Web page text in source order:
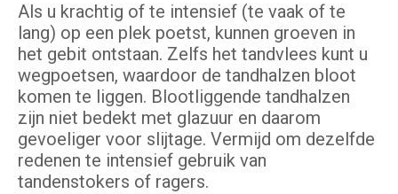
Als u krachtig of te intensief (te vaak of te
lang) op een plek poetst, kunnen groeven in
het gebit ontstaan. Zelfs het tandvlees kunt u
wegpoetsen, waardoor de tandhalzen bloot
komen te liggen. Blootliggende tandhalzen
zijn niet bedekt met glazuur en daarom
gevoeliger voor slijtage. Vermijd om dezelfde
redenen te intensief gebruik van
tandenstokers of ragers.